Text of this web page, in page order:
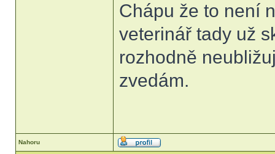
Chápu že to není
veterinář tady už
rozhodně
zvedám.
Nahoru